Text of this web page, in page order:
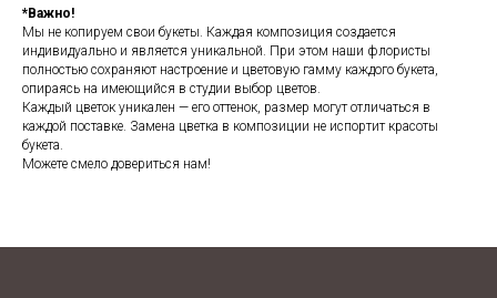
*Важно!
Мы не копируем свои букеты. Каждая композиция создается
индивидуально и является уникальной. При этом наши флористы
полностью сохраняют настроение и цветовую гамму каждого букета,
опираясь на имеющийся в студии выбор цветов.
Каждый цветок уникален — его оттенок, размер могут отличаться в
каждой поставке. Замена цветка в композиции не испортит красоты
букета.
Можете смело довериться нам!